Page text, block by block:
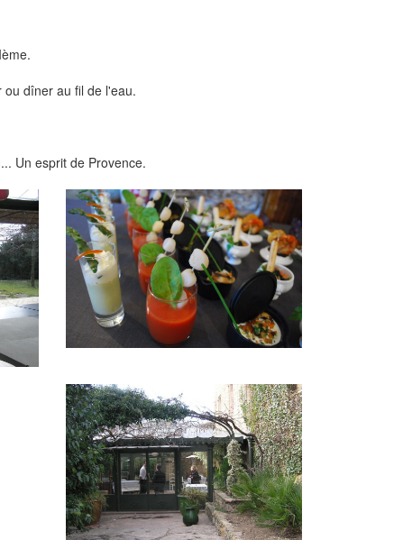
dîner au fil de l'eau.
Un esprit de Provence.